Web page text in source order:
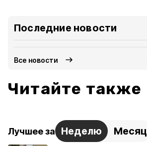
Последние новости
Все новости
Читайте также
Лучшее за Неделю Месяц